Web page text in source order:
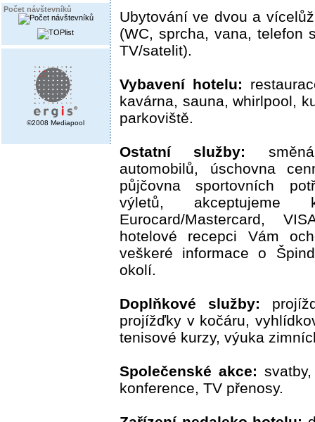
Počet návštevníků
©2008 Mediapool
Ubytování ve dvou a
(WC, sprcha, vana, telefon
TV/satelit).
Vybavení hotelu:
kavárna, sauna, whirlpool,
parkoviště.
Ostatní služby:
automobilů, úschovna
půjčovna sportovních
výletů, akceptujeme
Eurocard/Mastercard,
hotelové recepci Vám
veškeré informace o
okolí.
Doplňkové služby:
projížďky v kočáru,
tenisové kurzy, výuka
Společenské akce:
konference, TV přenosy.